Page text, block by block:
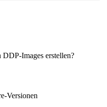
Images erstellen?
Versionen